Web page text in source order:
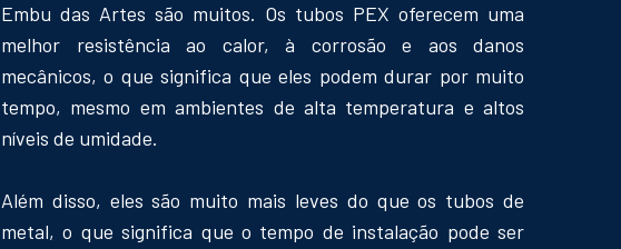
Embu das Artes são muitos. Os tubos PEX oferecem uma
melhor resistência ao calor, à corrosão e aos danos
mecânicos, o que significa que eles podem durar por muito
tempo, mesmo em ambientes de alta temperatura e altos
níveis de umidade.
Além disso, eles são muito mais leves do que os tubos de
metal, o que significa que o tempo de instalação pode ser